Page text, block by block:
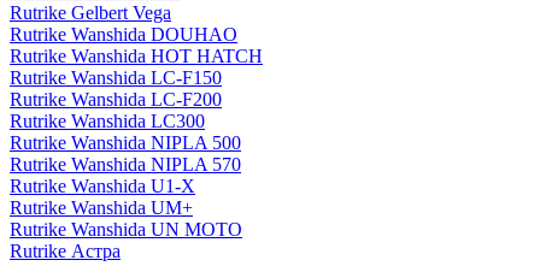
Rutrike Gelbert Vega
Rutrike Wanshida DOUHAO
Rutrike Wanshida HOT HATCH
Rutrike Wanshida LC-F150
Rutrike Wanshida LC-F200
Rutrike Wanshida LC300
Rutrike Wanshida NIPLA 500
Rutrike Wanshida NIPLA 570
Rutrike Wanshida U1-X
Rutrike Wanshida UM+
Rutrike Wanshida UN MOTO
Rutrike Астра